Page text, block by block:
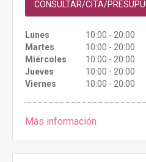
CONSULTAR/CITA/
Lunes
10:00 - 20:00
Martes
10:00 - 20:00
Miércoles
10:00 - 20:00
Jueves
10:00 - 20:00
Viernes
10:00 - 20:00
Más información